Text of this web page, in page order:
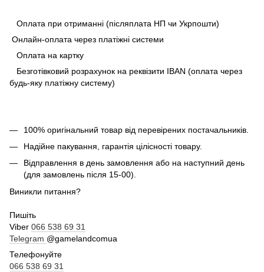
Оплата при отриманні (післяплата НП чи Укрпошти)
Онлайн-оплата через платіжні системи
Оплата на картку
Безготівковий розрахунок на реквізити IBAN (оплата через
будь-яку платіжну систему)
100% оригінальний товар від перевірених постачальників.
Надійне пакування, гарантія цілісності товару.
Відправлення в день замовлення або на наступний день
(для замовлень після 15-00).
Виникли питання?
Пишіть
Viber 066 538 69 31
Telegram @gamelandcomua
Телефонуйте
066 538 69 31